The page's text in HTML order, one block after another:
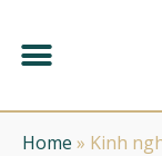
Home » Kinh